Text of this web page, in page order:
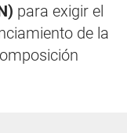
para exigir el
de la